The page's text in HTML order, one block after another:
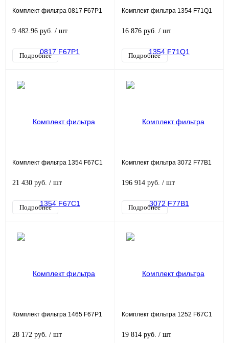
Комплект фильтра 0817 F67P1
9 482.96 руб. / шт
Подробнее
Комплект фильтра 1354 F71Q1
16 876 руб. / шт
Подробнее
Комплект фильтра 1354 F67C1
21 430 руб. / шт
Подробнее
Комплект фильтра 3072 F77B1
196 914 руб. / шт
Подробнее
Комплект фильтра 1465 F67P1
28 172 руб. / шт
Комплект фильтра 1252 F67C1
19 814 руб. / шт